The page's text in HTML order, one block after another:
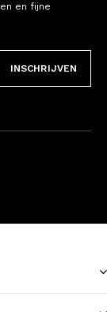
en fijne
INSCHRIJVEN